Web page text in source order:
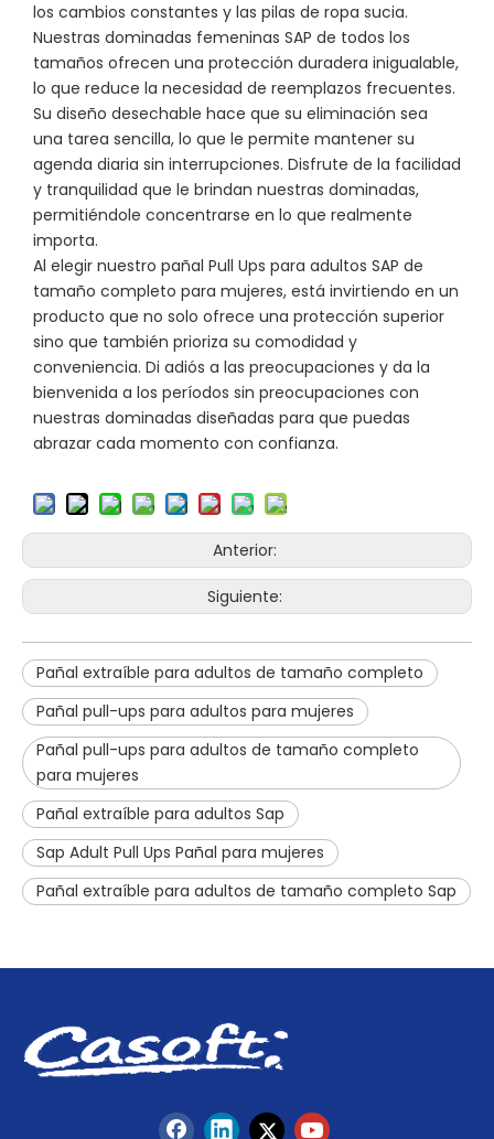
los cambios constantes y las pilas de ropa sucia.
Nuestras dominadas femeninas SAP de todos los
tamaños ofrecen una protección duradera inigualable,
lo que reduce la necesidad de reemplazos frecuentes.
Su diseño desechable hace que su eliminación sea
una tarea sencilla, lo que le permite mantener su
agenda diaria sin interrupciones. Disfrute de la facilidad
y tranquilidad que le brindan nuestras dominadas,
permitiéndole concentrarse en lo que realmente
importa.
Al elegir nuestro pañal Pull Ups para adultos SAP de
tamaño completo para mujeres, está invirtiendo en un
producto que no solo ofrece una protección superior
sino que también prioriza su comodidad y
conveniencia. Di adiós a las preocupaciones y da la
bienvenida a los períodos sin preocupaciones con
nuestras dominadas diseñadas para que puedas
abrazar cada momento con confianza.
Anterior:
Siguiente:
Pañal extraíble para adultos de tamaño completo
Pañal pull-ups para adultos para mujeres
Pañal pull-ups para adultos de tamaño completo
para mujeres
Pañal extraíble para adultos Sap
Sap Adult Pull Ups Pañal para mujeres
Pañal extraíble para adultos de tamaño completo Sap